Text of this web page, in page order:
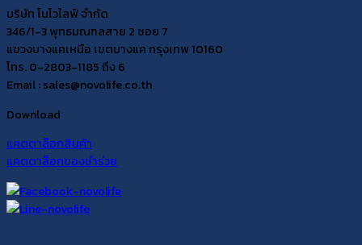
บริษัท โนโวไลฟ์ จำกัด
346/1-3 พุทธมณฑลสาย 2 ซอย 7
แขวงบางแคเหนือ เขตบางแค กรุงเทพ 10160
โทร. 0-2803-1185 ถึง 6
Email : sales@novolife.co.th
Download
แคตตาล็อกสินค้า
แคตตาล็อกของชำร่วย